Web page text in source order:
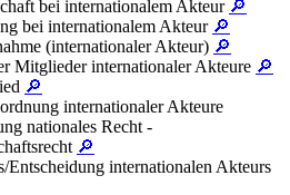
bei internationalem Akteur 🔎
bei internationalem Akteur 🔎
(internationaler Akteur) 🔎
Mitglieder internationaler Akteure 🔎
🔎
internationaler Akteure
nationales Recht -
🔎
Entscheidung internationalen Akteurs